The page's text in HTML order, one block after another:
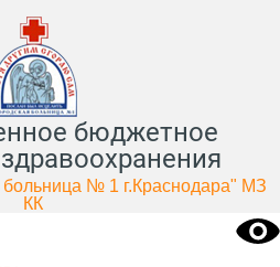
бюджетное
больница № 1 г.Краснодара" МЗ
КК